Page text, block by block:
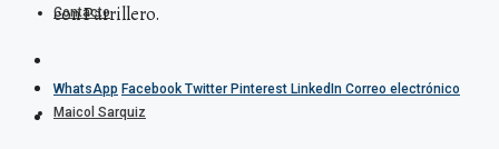
Contacto
Maicol Sarquiz
con Parrillero.
WhatsApp Facebook Twitter Pinterest LinkedIn Correo electrónico